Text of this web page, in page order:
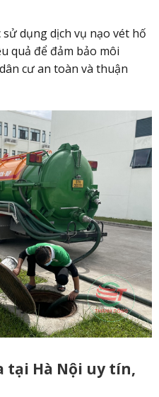
dụng dịch vụ nạo vét hố
quả để đảm bảo môi
cư an toàn và thuận
tại Hà Nội uy tín,